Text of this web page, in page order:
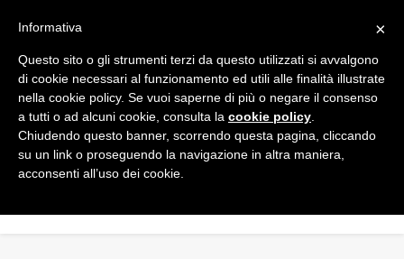
×
Informativa
Questo sito o gli strumenti terzi da questo utilizzati si avvalgono
di cookie necessari al funzionamento ed utili alle finalità illustrate
nella cookie policy. Se vuoi saperne di più o negare il consenso
a tutti o ad alcuni cookie, consulta la cookie policy
Chiudendo questo banner, scorrendo questa pagina, cliccando
su un link o proseguendo la navigazione in altra maniera,
acconsenti all’uso dei cookie.